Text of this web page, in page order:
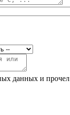
данных и прочел